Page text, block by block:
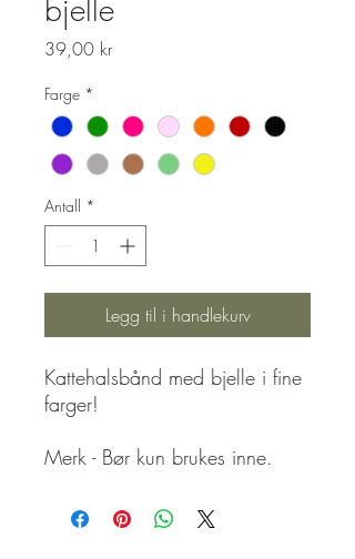
bjelle
39,00 krPris
Farge *
Antall *
Legg til i handlekurv
Kattehalsbånd med bjelle i fine
farger!
Merk - Bør kun brukes inne.